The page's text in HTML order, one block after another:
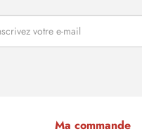
Ma commande